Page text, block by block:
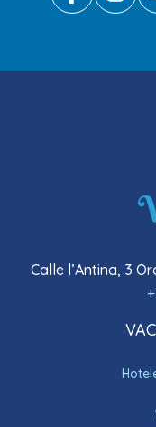
Calle l’Antina, 3